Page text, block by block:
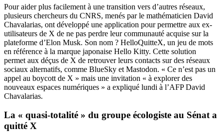
Pour aider plus facilement à une transition vers d’autres réseaux,
plusieurs chercheurs du CNRS, menés par le mathématicien David
Chavalarias, ont développé une application pour permettre aux ex-
utilisateurs de X de ne pas perdre leur communauté acquise sur la
plateforme d’Elon Musk. Son nom ? HelloQuitteX, un jeu de mots
en référence à la marque japonaise Hello Kitty. Cette solution
permet aux déçus de X de retrouver leurs contacts sur des réseaux
sociaux alternatifs, comme BlueSky et Mastodon. « Ce n’est pas un
appel au boycott de X » mais une invitation « à explorer des
nouveaux espaces numériques » a expliqué lundi à l’AFP David
Chavalarias.
La « quasi-totalité » du groupe écologiste au Sénat a
quitté X